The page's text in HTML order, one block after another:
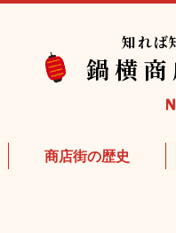
知れば
鍋横
商店街の歴史